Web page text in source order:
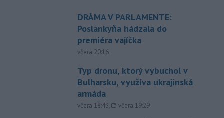
DRÁMA V PARLAMENTE:
Poslankyňa hádzala do
premiéra vajíčka
včera 20:16
Typ dronu, ktorý vybuchol v
Bulharsku, využíva ukrajinská
armáda
včera 18:43, aktualizované
včera 19:29